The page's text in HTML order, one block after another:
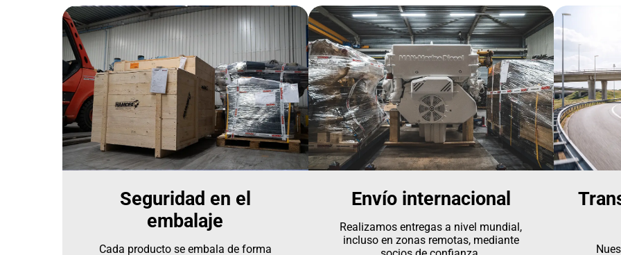
Seguridad en el
embalaje
Cada producto se embala de forma
Envío internacional
Realizamos entregas a nivel mundial,
incluso en zonas remotas, mediante